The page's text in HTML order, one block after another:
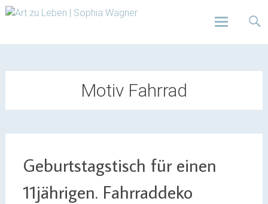
Art zu Leben | Sophia
Motiv Fahrrad
Geburtstagstisch für einen
11jährigen. Fahrraddeko